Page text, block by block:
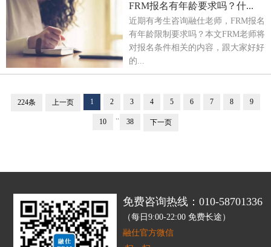
FRM报名有年龄要求吗？什...
近期有考生咨询融仕老师，FRM报名
有年龄限制要求吗？本文FRM老师将
对报名条件相关的内容，跟大家好好
的...
224条 上一页 1 2 3 4 5 6 7 8 9
10
..
38 下一页
免费咨询热线：010-58701336
（每日9:00-22:00 免费长途）
融仕官方微信